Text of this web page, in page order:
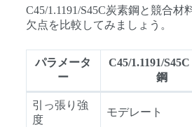
C45/1.1191/S45C炭素鋼と競合材
欠点を比較してみましょう。
パラメータ
ー
C45/1.1191/
鋼
引っ張り強
度
モデレート